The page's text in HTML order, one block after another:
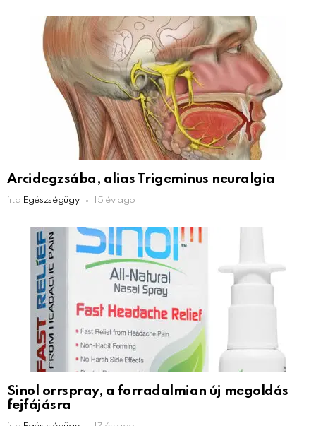
Arcidegzsába, alias Trigeminus neuralgia
írta Egészségügy 15 év ago
Sinol orrspray, a forradalmian új megoldás
fejfájásra